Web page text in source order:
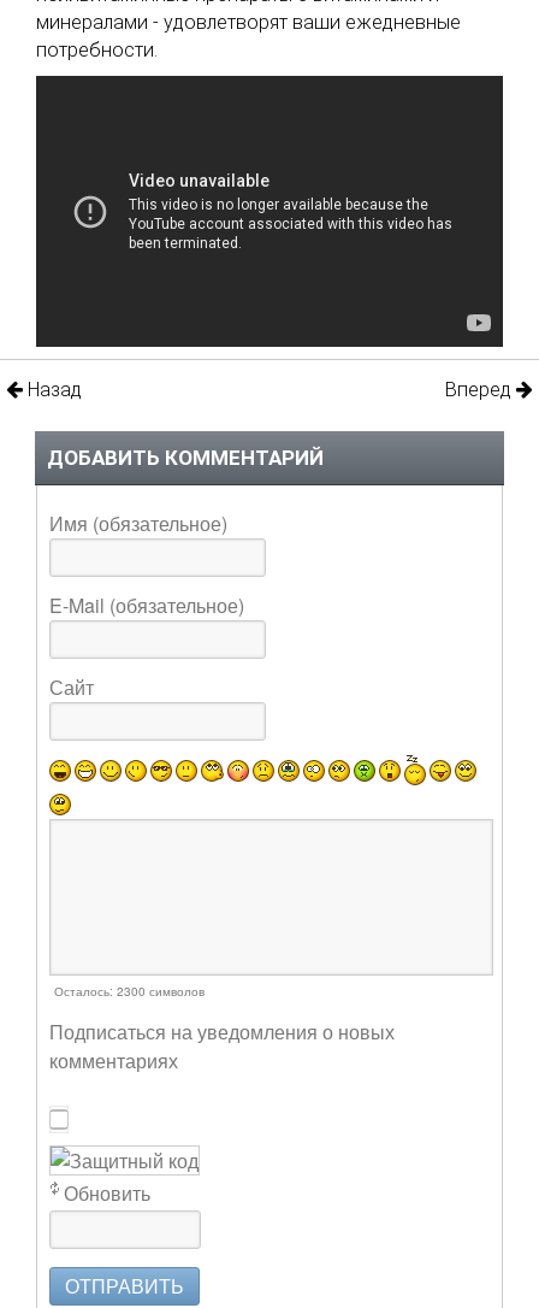
минералами - удовлетворят ваши ежедневные
потребности.
Назад Вперед
ДОБАВИТЬ КОММЕНТАРИЙ
Имя (обязательное)
E-Mail (обязательное)
Сайт
Осталось: 2300 символов
Подписаться на уведомления о новых
комментариях
Обновить
ОТПРАВИТЬ